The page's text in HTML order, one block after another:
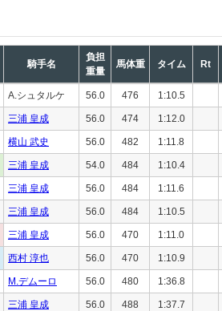
騎手名
負担
重量
馬体重 タイム Rt
A.シュタルケ 56.0 476 1:10.5
三浦 皇成 56.0 474 1:12.0
横山 武史 56.0 482 1:11.8
三浦 皇成 54.0 484 1:10.4
三浦 皇成 56.0 484 1:11.6
三浦 皇成 56.0 484 1:10.5
三浦 皇成 56.0 470 1:11.0
西村 淳也 56.0 470 1:10.9
M.デムーロ 56.0 480 1:36.8
三浦 皇成 56.0 488 1:37.7